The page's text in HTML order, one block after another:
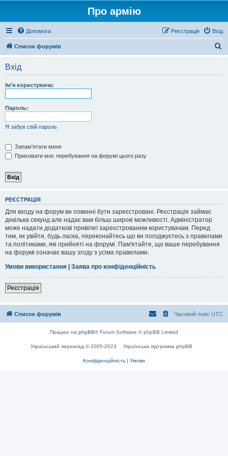
Про армію
Допомога Вхід
Реєстрація
Список форумів
Вхід
Ім'я користувача:
Пароль:
Я забув свій пароль
Запам'ятати мене
Приховати моє перебування на форумі цього разу
РЕЄСТРАЦІЯ
Для входу на форум ви повинні бути зареєстровані. Реєстрація займає
декілька секунд але надає вам більш широкі можливості. Адміністратор
може надати додаткові привілеї зареєстрованим користувачам. Перед
тим, як увійти, будь ласка, переконайтесь що ви погоджуєтесь з правилами
та політиками, які прийняті на форумі. Пам'ятайте, що ваше перебування
на форумі означає вашу згоду з усіма правилами.
Умови використання | Заява про конфіденційність
Реєстрація
Список форумів Часовий пояс UTC
Працює на phpBB® Forum Software © phpBB Limited
Український переклад © 2005-2023 Українська підтримка phpBB
Конфіденційність | Умови